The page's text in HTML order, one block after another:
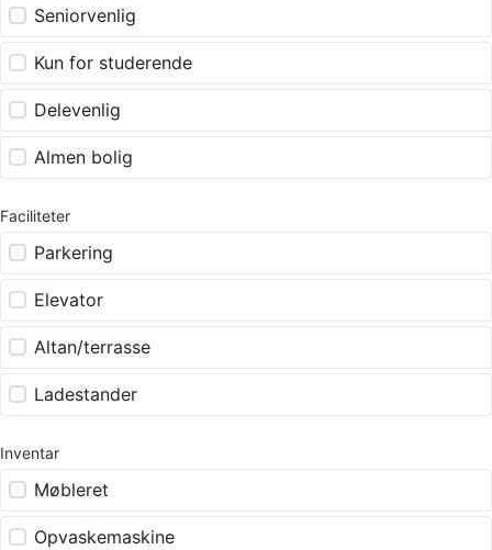
Seniorvenlig
Kun for studerende
Delevenlig
Almen bolig
Faciliteter
Parkering
Elevator
Altan/terrasse
Ladestander
Inventar
Møbleret
Opvaskemaskine